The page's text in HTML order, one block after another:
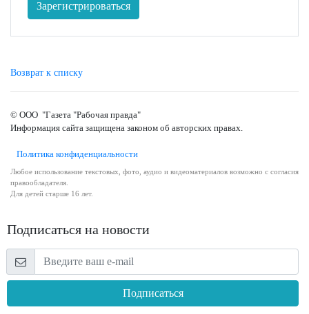
Зарегистрироваться
Возврат к списку
© ООО "Газета "Рабочая правда"
Информация сайта защищена законом об авторских правах.
Политика конфиденциальности
Любое использование текстовых, фото, аудио и видеоматериалов возможно с согласия
правообладателя.
Для детей старше 16 лет.
Подписаться на новости
Подписаться